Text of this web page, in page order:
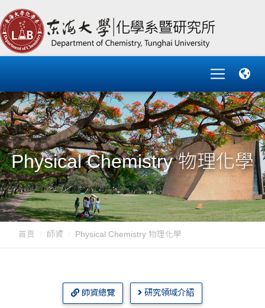
Physical Chemistry 物理化學
首頁 師資 Physical Chemistry 物理化學
師資總覽 研究領域介紹